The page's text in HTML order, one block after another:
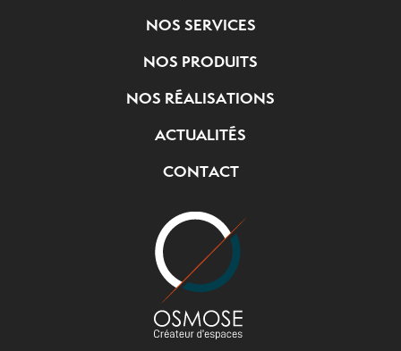
NOS SERVICES
NOS PRODUITS
NOS RÉALISATIONS
ACTUALITÉS
CONTACT